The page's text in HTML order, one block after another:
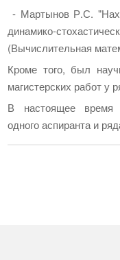
- Мартынов Р.С.
динамико-
(Вычислительная
Кроме того, был
магистерских работ у
В настоящее время
одного аспиранта и